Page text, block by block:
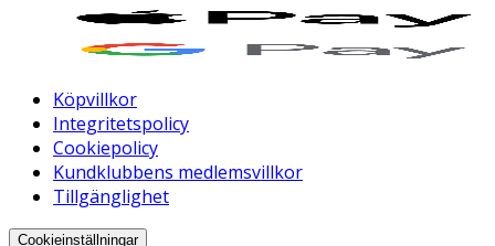
Köpvillkor
Integritetspolicy
Cookiepolicy
Kundklubbens medlemsvillkor
Tillgänglighet
Cookieinställningar